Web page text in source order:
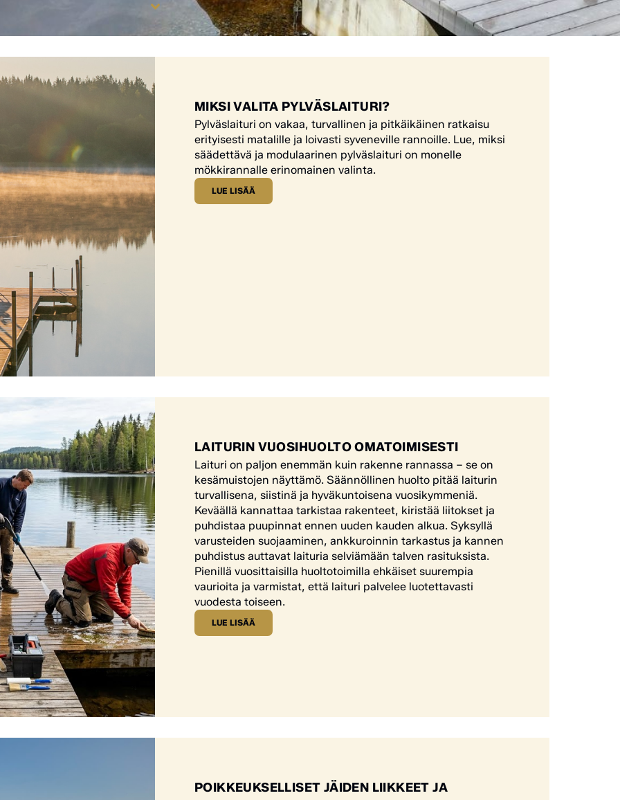
MIKSI VALITA PYLVÄSLAITURI?
Pylväslaituri on vakaa, turvallinen ja pitkäikäinen ratkaisu
erityisesti matalille ja loivasti syveneville rannoille. Lue, miksi
säädettävä ja modulaarinen pylväslaituri on monelle
mökkirannalle erinomainen valinta.
LUE LISÄÄ
LAITURIN VUOSIHUOLTO OMATOIMISESTI
Laituri on paljon enemmän kuin rakenne rannassa – se on
kesämuistojen näyttämö. Säännöllinen huolto pitää laiturin
turvallisena, siistinä ja hyväkuntoisena vuosikymmeniä.
Keväällä kannattaa tarkistaa rakenteet, kiristää liitokset ja
puhdistaa puupinnat ennen uuden kauden alkua. Syksyllä
varusteiden suojaaminen, ankkuroinnin tarkastus ja kannen
puhdistus auttavat laituria selviämään talven rasituksista.
Pienillä vuosittaisilla huoltotoimilla ehkäiset suurempia
vaurioita ja varmistat, että laituri palvelee luotettavasti
vuodesta toiseen.
LUE LISÄÄ
POIKKEUKSELLISET JÄIDEN LIIKKEET JA